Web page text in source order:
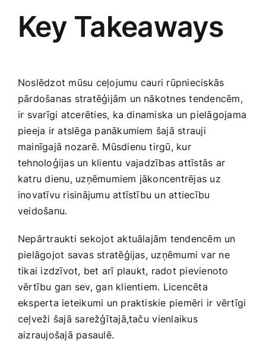
Key Takeaways
Noslēdzot mūsu ceļojumu ⁣cauri rūpnieciskās
pārdošanas stratēģijām un nākotnes tendencēm,
ir svarīgi atcerēties, ka dinamiska un pielāgojama
pieeja ir atslēga panākumiem ‍šajā strauji
mainīgajā‍ nozarē. Mūsdienu tirgū, kur
tehnoloģijas un ‍klientu vajadzības attīstās ar
‌katru dienu, uzņēmumiem jākoncentrējas uz
inovatīvu risinājumu attīstību un ​attiecību
veidošanu.
Nepārtraukti sekojot aktuālajām tendencēm un
pielāgojot savas stratēģijas, uzņēmumi var ne
‌tikai izdzīvot, bet arī plaukt, radot pievienoto
vērtību‌ gan sev, gan klientiem. Licencēta
eksperta ieteikumi un praktiskie piemēri ir vērtīgi
ceļveži šajā sarežģītajā,taču ⁤vienlaikus
aizraujošajā pasaulē.